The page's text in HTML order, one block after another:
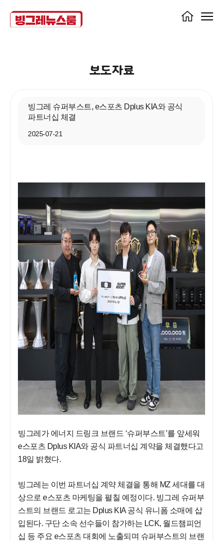
보도자료
빙그레 슈퍼부스트, e스포츠 Dplus KIA와 공식
파트너십 체결
2025-07-21
빙그레가 에너지 드링크 브랜드 ‘슈퍼부스트’를 앞세워
e스포츠 Dplus KIA와 공식 파트너십 계약을 체결했다고
18일 밝혔다.
빙그레는 이번 파트너십 계약 체결을 통해 MZ 세대를 대
상으로 e스포츠 마케팅을 펼칠 예정이다. 빙그레 슈퍼부
스트의 브랜드 로고는 Dplus KIA 공식 유니폼 소매에 삽
입된다. 구단 소속 선수들이 참가하는 LCK, 월드챔피언
십 등 주요 e스포츠 대회에 노출되며 슈퍼부스트의 브랜